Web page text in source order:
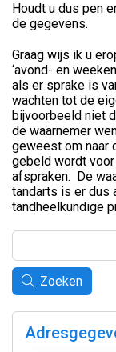
Houdt u dus pen
de gegevens.
Graag wijs ik u
‘avond- en
als er sprake is
wachten tot de
bijvoorbeeld niet
de waarnemer
geweest om naar
gebeld wordt voor
afspraken. De
tandarts is er dus
tandheelkundige
Zoeken